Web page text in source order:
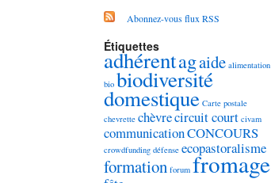
Abonnez-vous flux RSS
Étiquettes
adhérentagaide alimentation
bio biodiversité
domestique Carte postale
chevrette chèvrecircuit court civam
communicationCONCOURS
crowdfunding défense ecopastoralisme
formation forum fromage